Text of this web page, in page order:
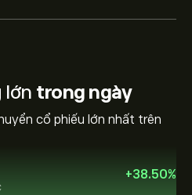
lớn trong ngày
cổ phiếu lớn nhất trên
+38.50%